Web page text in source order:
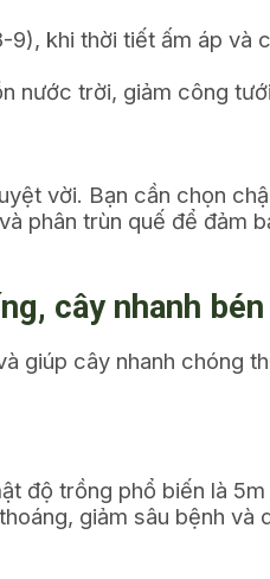
khi thời tiết ấm áp và
nước trời, giảm công
vời. Bạn cần chọn
phân trùn quế để đảm
cây nhanh
giúp cây nhanh chóng
độ trồng phổ biến là
giảm sâu bệnh và